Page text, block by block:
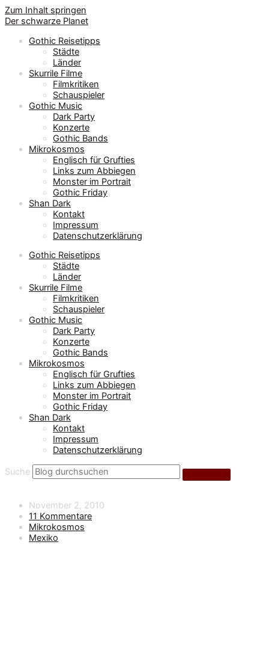
Zum Inhalt springen
Der schwarze Planet
Gothic Reisetipps
Städte
Länder
Skurrile Filme
Filmkritiken
Schauspieler
Gothic Music
Dark Party
Konzerte
Gothic Bands
Mikrokosmos
Englisch für Grufties
Links zum Abbiegen
Monster im Portrait
Gothic Friday
Shan Dark
Kontakt
Impressum
Datenschutzerklärung
Gothic Reisetipps
Städte
Länder
Skurrile Filme
Filmkritiken
Schauspieler
Gothic Music
Dark Party
Konzerte
Gothic Bands
Mikrokosmos
Englisch für Grufties
Links zum Abbiegen
Monster im Portrait
Gothic Friday
Shan Dark
Kontakt
Impressum
Datenschutzerklärung
Suche
November 2, 2010
11 Kommentare
Mikrokosmos
Mexiko